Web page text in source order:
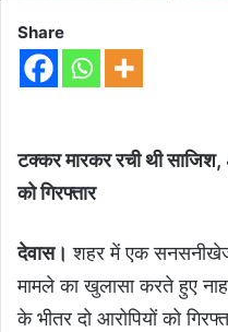
Share
टक्कर मारकर रची थी
को गिरफ्तार
देवास। शहर में एक
मामले का खुलासा करते हुए
के भीतर दो आरोपियों को